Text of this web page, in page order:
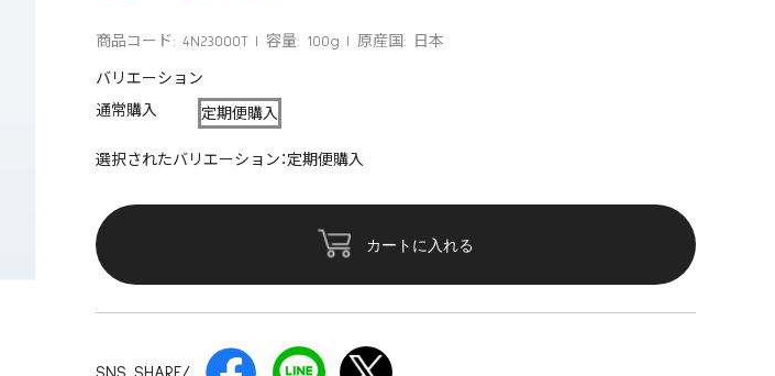
商品コード: 4N23000T 容量: 100g 原産国: 日本
バリエーション
通常購入 定期便購入
選択されたバリエーション：定期便購入
カートに入れる